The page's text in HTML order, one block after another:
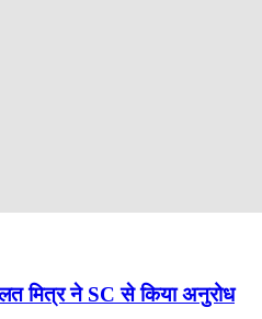
मित्र ने SC से किया अनुरोध